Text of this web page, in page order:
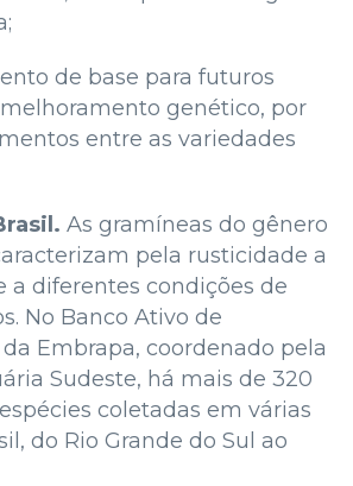
de base para futuros
genético, por
entre as variedades
As gramíneas do gênero
pela rusticidade a
a diferentes condições de
No Banco Ativo de
Embrapa, coordenado pela
Sudeste, há mais de 320
coletadas em várias
do Rio Grande do Sul ao